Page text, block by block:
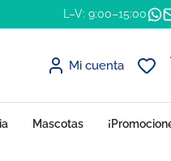
L–V: 9:00–15:00
Mi cuenta
Mascotas